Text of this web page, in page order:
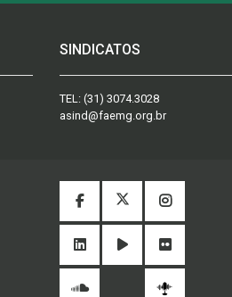
SINDICATOS
TEL: (31) 3074.3028
asind@faemg.org.br